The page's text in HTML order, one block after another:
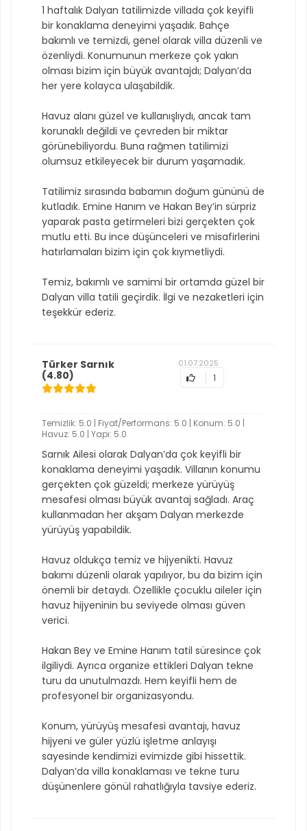
1 haftalık Dalyan tatilimizde villada çok keyifli
bir konaklama deneyimi yaşadık. Bahçe
bakımlı ve temizdi, genel olarak villa düzenli ve
özenliydi. Konumunun merkeze çok yakın
olması bizim için büyük avantajdı; Dalyan’da
her yere kolayca ulaşabildik.
Havuz alanı güzel ve kullanışlıydı, ancak tam
korunaklı değildi ve çevreden bir miktar
görünebiliyordu. Buna rağmen tatilimizi
olumsuz etkileyecek bir durum yaşamadık.
Tatilimiz sırasında babamın doğum gününü de
kutladık. Emine Hanım ve Hakan Bey’in sürpriz
yaparak pasta getirmeleri bizi gerçekten çok
mutlu etti. Bu ince düşünceleri ve misafirlerini
hatırlamaları bizim için çok kıymetliydi.
Temiz, bakımlı ve samimi bir ortamda güzel bir
Dalyan villa tatili geçirdik. İlgi ve nezaketleri için
teşekkür ederiz.
Türker Sarnık
(4.80)
01.07.2025
1
Temizlik: 5.0 | Fiyat/Performans: 5.0 | Konum: 5.0 |
Havuz: 5.0 | Yapı: 5.0
Sarnık Ailesi olarak Dalyan’da çok keyifli bir
konaklama deneyimi yaşadık. Villanın konumu
gerçekten çok güzeldi; merkeze yürüyüş
mesafesi olması büyük avantaj sağladı. Araç
kullanmadan her akşam Dalyan merkezde
yürüyüş yapabildik.
Havuz oldukça temiz ve hijyenikti. Havuz
bakımı düzenli olarak yapılıyor, bu da bizim için
önemli bir detaydı. Özellikle çocuklu aileler için
havuz hijyeninin bu seviyede olması güven
verici.
Hakan Bey ve Emine Hanım tatil süresince çok
ilgiliydi. Ayrıca organize ettikleri Dalyan tekne
turu da unutulmazdı. Hem keyifli hem de
profesyonel bir organizasyondu.
Konum, yürüyüş mesafesi avantajı, havuz
hijyeni ve güler yüzlü işletme anlayışı
sayesinde kendimizi evimizde gibi hissettik.
Dalyan’da villa konaklaması ve tekne turu
düşünenlere gönül rahatlığıyla tavsiye ederiz.